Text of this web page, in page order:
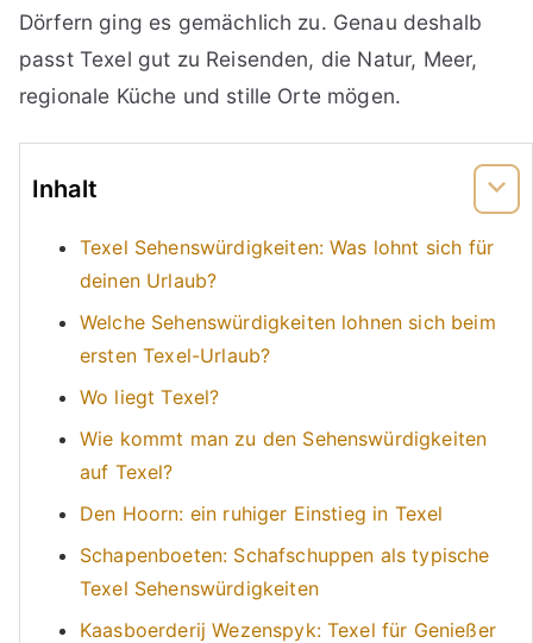
Dörfern ging es gemächlich zu. Genau deshalb
passt Texel gut zu Reisenden, die Natur, Meer,
regionale Küche und stille Orte mögen.
Inhalt
Texel Sehenswürdigkeiten: Was lohnt sich für
deinen Urlaub?
Welche Sehenswürdigkeiten lohnen sich beim
ersten Texel-Urlaub?
Wo liegt Texel?
Wie kommt man zu den Sehenswürdigkeiten
auf Texel?
Den Hoorn: ein ruhiger Einstieg in Texel
Schapenboeten: Schafschuppen als typische
Texel Sehenswürdigkeiten
Kaasboerderij Wezenspyk: Texel für Genießer